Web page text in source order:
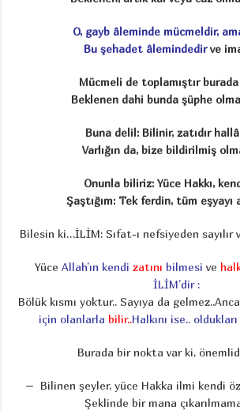
O, gayb âleminde mücmeldir,
Bu şehadet âlemindedirve
Mücmeli de toplamıştır
Beklenen dahi bunda şüphe
Buna delil: Bilinir, zatıdır
Varlığın da, bize bildirilmiş
Onunla biliriz: Yüce Hakkı,
Şaştığım: Tek ferdin, tüm eşyayı
Bilesin ki…İLİM: Sıfat-ı nefsiyeden sayılır
Yüce Allah’ın kendi zatını bilmesi ve
İLİM’dir :
Bölük kısmı yoktur.. Sayıya da
için olanlarla bilir..Halkını ise..
Burada bir nokta var ki,
– Bilinen şeyler, yüce Hakka ilmi kendi
Şeklinde bir mana